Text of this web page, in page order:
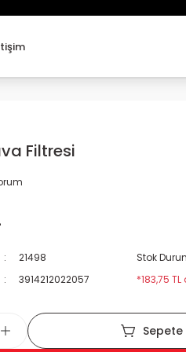
Filtresi
21498
Stok
3914212022057 *183,75
Sepete